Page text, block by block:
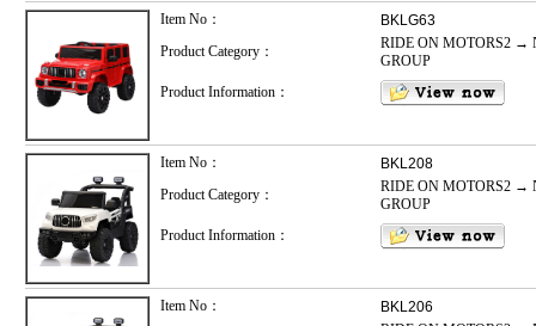
Item No：
BKLG63
Product Category：
RIDE ON MOTORS2 →
GROUP
Product Information：
Item No：
BKL208
Product Category：
RIDE ON MOTORS2 →
GROUP
Product Information：
Item No：
BKL206